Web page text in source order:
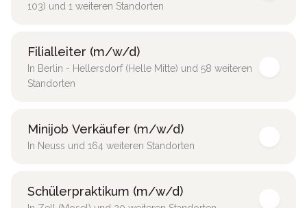
103) und 1 weiteren Standorten
Filialleiter (m/w/d)
In Berlin - Hellersdorf (Helle Mitte) und 58 weiteren
Standorten
Minijob Verkäufer (m/w/d)
In Neuss und 164 weiteren Standorten
Schülerpraktikum (m/w/d)